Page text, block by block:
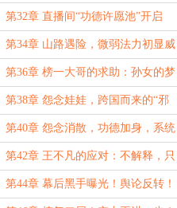
秦雅楠的深思
第32章 直播间“功德许愿池”开启
第34章 山路遇险，微弱法力初显威
第36章 榜一大哥的求助：孙女的梦
魇
第38章 怨念娃娃，跨国而来的“邪
祟”
第40章 怨念消散，功德加身，系统
再提示！
第42章 王不凡的应对：不解释，只
打脸！
第44章 幕后黑手曝光！舆论反转！